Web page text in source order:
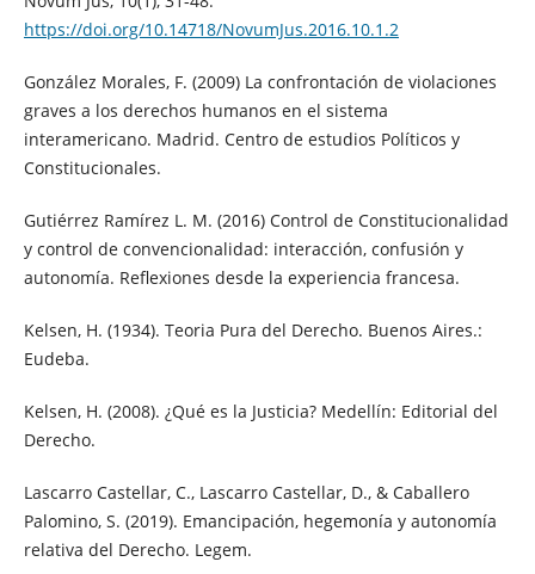
https://doi.org/10.14718/NovumJus.2016.10.1.2
González Morales, F. (2009) La confrontación de violaciones
graves a los derechos humanos en el sistema
interamericano. Madrid. Centro de estudios Políticos y
Constitucionales.
Gutiérrez Ramírez L. M. (2016) Control de Constitucionalidad
y control de convencionalidad: interacción, confusión y
autonomía. Reflexiones desde la experiencia francesa.
Kelsen, H. (1934). Teoria Pura del Derecho. Buenos Aires.:
Eudeba.
Kelsen, H. (2008). ¿Qué es la Justicia? Medellín: Editorial del
Derecho.
Lascarro Castellar, C., Lascarro Castellar, D., & Caballero
Palomino, S. (2019). Emancipación, hegemonía y autonomía
relativa del Derecho. Legem.